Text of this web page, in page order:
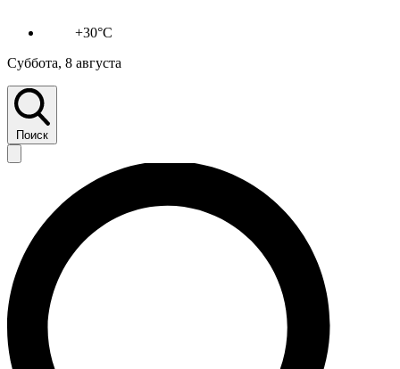
+30°C
Суббота, 8 августа
Поиск